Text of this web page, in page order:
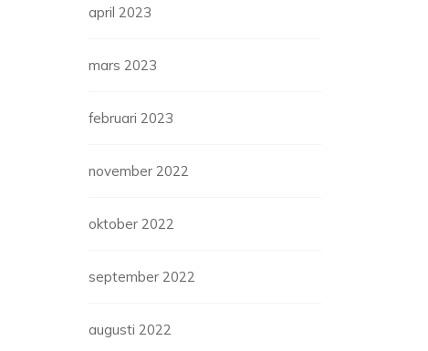
april 2023
mars 2023
februari 2023
november 2022
oktober 2022
september 2022
augusti 2022